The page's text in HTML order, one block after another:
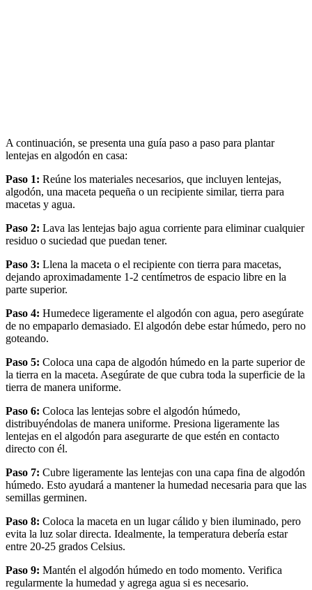
A continuación, se presenta una guía paso a paso para plantar
lentejas en algodón en casa:
Paso 1: Reúne los materiales necesarios, que incluyen lentejas,
algodón, una maceta pequeña o un recipiente similar, tierra para
macetas y agua.
Paso 2: Lava las lentejas bajo agua corriente para eliminar cualquier
residuo o suciedad que puedan tener.
Paso 3: Llena la maceta o el recipiente con tierra para macetas,
dejando aproximadamente 1-2 centímetros de espacio libre en la
parte superior.
Paso 4: Humedece ligeramente el algodón con agua, pero asegúrate
de no empaparlo demasiado. El algodón debe estar húmedo, pero no
goteando.
Paso 5: Coloca una capa de algodón húmedo en la parte superior de
la tierra en la maceta. Asegúrate de que cubra toda la superficie de la
tierra de manera uniforme.
Paso 6: Coloca las lentejas sobre el algodón húmedo,
distribuyéndolas de manera uniforme. Presiona ligeramente las
lentejas en el algodón para asegurarte de que estén en contacto
directo con él.
Paso 7: Cubre ligeramente las lentejas con una capa fina de algodón
húmedo. Esto ayudará a mantener la humedad necesaria para que las
semillas germinen.
Paso 8: Coloca la maceta en un lugar cálido y bien iluminado, pero
evita la luz solar directa. Idealmente, la temperatura debería estar
entre 20-25 grados Celsius.
Paso 9: Mantén el algodón húmedo en todo momento. Verifica
regularmente la humedad y agrega agua si es necesario.